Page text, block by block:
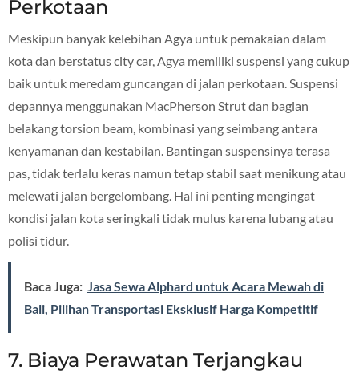
Perkotaan
Meskipun banyak kelebihan Agya untuk pemakaian dalam
kota dan berstatus city car, Agya memiliki suspensi yang cukup
baik untuk meredam guncangan di jalan perkotaan. Suspensi
depannya menggunakan MacPherson Strut dan bagian
belakang torsion beam, kombinasi yang seimbang antara
kenyamanan dan kestabilan. Bantingan suspensinya terasa
pas, tidak terlalu keras namun tetap stabil saat menikung atau
melewati jalan bergelombang. Hal ini penting mengingat
kondisi jalan kota seringkali tidak mulus karena lubang atau
polisi tidur.
Baca Juga: Jasa Sewa Alphard untuk Acara Mewah di
Bali, Pilihan Transportasi Eksklusif Harga Kompetitif
7. Biaya Perawatan Terjangkau